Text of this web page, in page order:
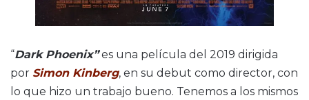
“Dark Phoenix”es una película del 2019 dirigida
por Simon Kinberg, en su debut como director, con
lo que hizo un trabajo bueno. Tenemos a los mismos